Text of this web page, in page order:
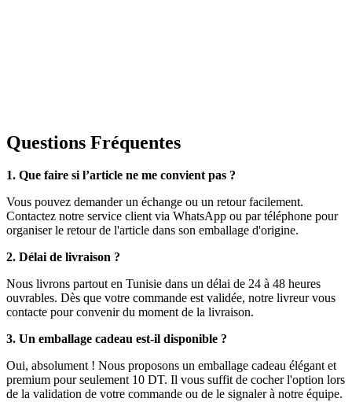
Questions Fréquentes
1. Que faire si l’article ne me convient pas ?
Vous pouvez demander un échange ou un retour facilement.
Contactez notre service client via WhatsApp ou par téléphone pour
organiser le retour de l'article dans son emballage d'origine.
2. Délai de livraison ?
Nous livrons partout en Tunisie dans un délai de 24 à 48 heures
ouvrables. Dès que votre commande est validée, notre livreur vous
contacte pour convenir du moment de la livraison.
3. Un emballage cadeau est-il disponible ?
Oui, absolument ! Nous proposons un emballage cadeau élégant et
premium pour seulement 10 DT. Il vous suffit de cocher l'option lors
de la validation de votre commande ou de le signaler à notre équipe.